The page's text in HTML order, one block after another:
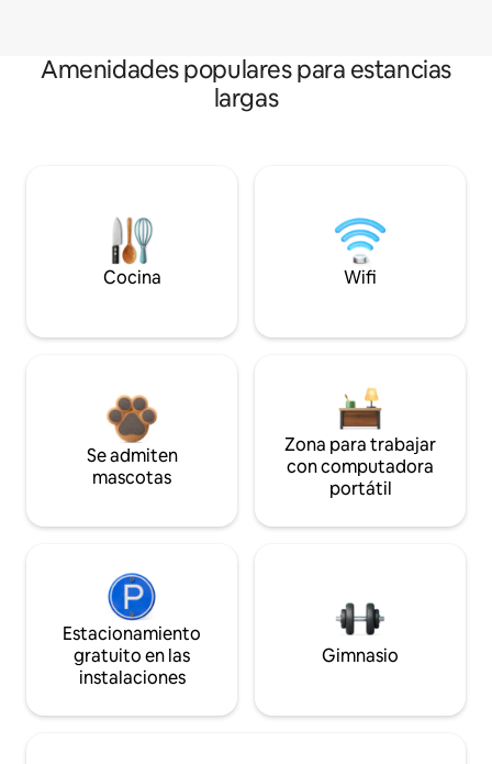
Amenidades populares para estancias
largas
Cocina Wifi
Se admiten
mascotas
Zona para trabajar
con computadora
portátil
Estacionamiento
gratuito en las
instalaciones
Gimnasio